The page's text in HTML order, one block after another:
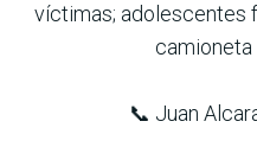
víctimas; adolescentes
camioneta
📞 Juan